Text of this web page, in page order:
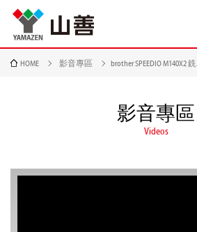
HOME 影音專區 brother SPEEDIO
影音專區
Videos